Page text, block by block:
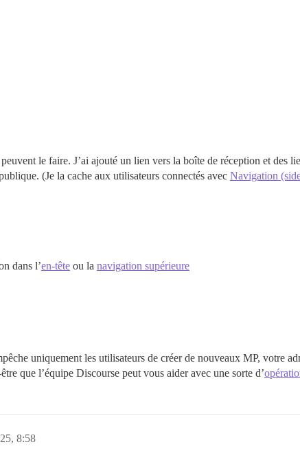
le faire. J’ai ajouté un lien vers la boîte de réception et des
(Je la cache aux utilisateurs connectés avec Navigation
dans l’en-tête ou la navigation supérieure
uniquement les utilisateurs de créer de nouveaux MP, votre
que l’équipe Discourse peut vous aider avec une sorte d’
8:58